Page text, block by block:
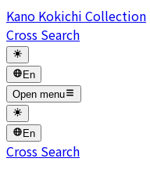
Kano Kokichi Collection
Cross Search
En
Open menu
En
Cross Search